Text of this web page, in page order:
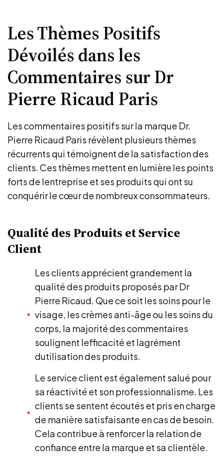
Les Thèmes Positifs
Dévoilés dans les
Commentaires sur Dr
Pierre Ricaud Paris
Les commentaires positifs sur la marque Dr.
Pierre Ricaud Paris révèlent plusieurs thèmes
récurrents qui témoignent de la satisfaction des
clients. Ces thèmes mettent en lumière les points
forts de lentreprise et ses produits qui ont su
conquérir le cœur de nombreux consommateurs.
Qualité des Produits et Service
Client
Les clients apprécient grandement la
qualité des produits proposés par Dr
Pierre Ricaud. Que ce soit les soins pour le
visage, les crèmes anti-âge ou les soins du
corps, la majorité des commentaires
soulignent lefficacité et lagrément
dutilisation des produits.
Le service client est également salué pour
sa réactivité et son professionnalisme. Les
clients se sentent écoutés et pris en charge
de manière satisfaisante en cas de besoin.
Cela contribue à renforcer la relation de
confiance entre la marque et sa clientèle.